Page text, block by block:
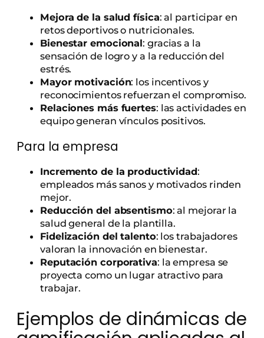
Mejora de la salud física: al participar en
retos deportivos o nutricionales.
Bienestar emocional: gracias a la
sensación de logro y a la reducción del
estrés.
Mayor motivación: los incentivos y
reconocimientos refuerzan el compromiso.
Relaciones más fuertes: las actividades en
equipo generan vínculos positivos.
Para la empresa
Incremento de la productividad:
empleados más sanos y motivados rinden
mejor.
Reducción del absentismo: al mejorar la
salud general de la plantilla.
Fidelización del talento: los trabajadores
valoran la innovación en bienestar.
Reputación corporativa: la empresa se
proyecta como un lugar atractivo para
trabajar.
Ejemplos de dinámicas de